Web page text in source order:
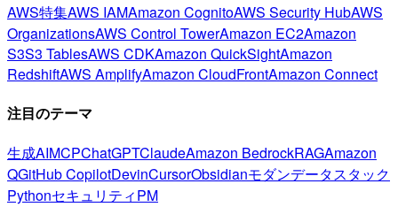
AWS特集AWS IAMAmazon CognitoAWS Security HubAWS
OrganizationsAWS Control TowerAmazon EC2Amazon
S3S3 TablesAWS CDKAmazon QuickSightAmazon
RedshiftAWS AmplifyAmazon CloudFrontAmazon Connect
注目のテーマ
生成AIMCPChatGPTClaudeAmazon BedrockRAGAmazon
QGitHub CopilotDevinCursorObsidianモダンデータスタック
PythonセキュリティPM